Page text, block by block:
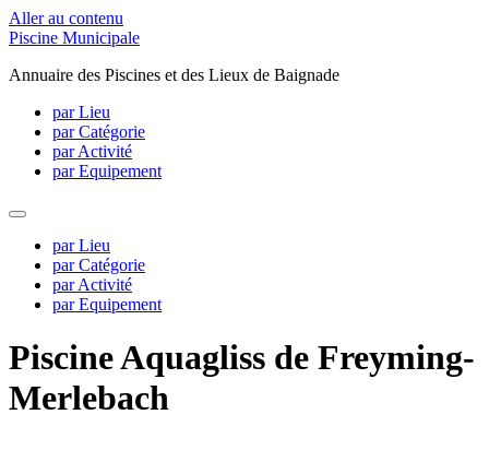
Aller au contenu
Piscine Municipale
Annuaire des Piscines et des Lieux de Baignade
par Lieu
par Catégorie
par Activité
par Equipement
par Lieu
par Catégorie
par Activité
par Equipement
Piscine Aquagliss de Freyming-
Merlebach